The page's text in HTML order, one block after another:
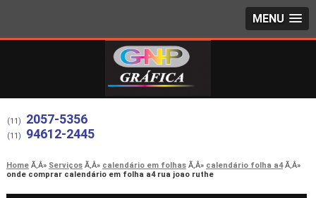
MENU
(11) 2057-5356
(11) 94612-2445
Home Serviços calendário em folhas
calendário folha a4
onde comprar calendário em folha a4 rua joao ruthe